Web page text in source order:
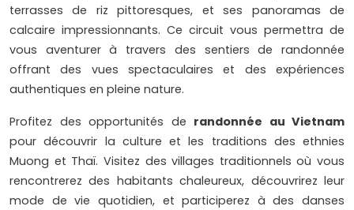
terrasses de riz pittoresques, et ses panoramas de
calcaire impressionnants. Ce circuit vous permettra de
vous aventurer à travers des sentiers de randonnée
offrant des vues spectaculaires et des expériences
authentiques en pleine nature.
Profitez des opportunités de randonnée au Vietnam
pour découvrir la culture et les traditions des ethnies
Muong et Thaï. Visitez des villages traditionnels où vous
rencontrerez des habitants chaleureux, découvrirez leur
mode de vie quotidien, et participerez à des danses